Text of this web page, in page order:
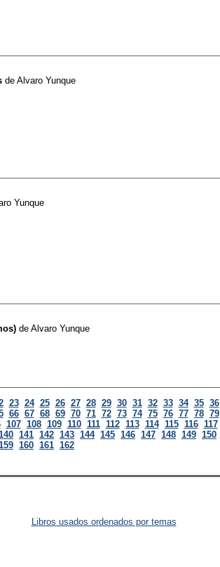
de Alvaro Yunque
Yunque
de Alvaro Yunque
23 24 25 26 27 28 29 30 31 32 33 34 35 36
66 67 68 69 70 71 72 73 74 75 76 77 78 79
107 108 109 110 111 112 113 114 115 116 117
141 142 143 144 145 146 147 148 149 150
160 161 162
Libros usados ordenados por temas